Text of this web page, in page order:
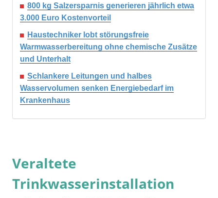
800 kg Salzersparnis generieren jährlich etwa
3.000 Euro Kostenvorteil
Haustechniker lobt störungsfreie
Warmwasserbereitung ohne chemische Zusätze
und Unterhalt
Schlankere Leitungen und halbes
Wasservolumen senken Energiebedarf im
Krankenhaus
Veraltete
Trinkwasserinstallation